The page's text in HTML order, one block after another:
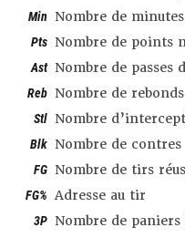
Min Nombre de
Pts Nombre de points
Ast Nombre de passes
Reb Nombre de rebonds
Stl Nombre
Blk Nombre de contres
FG Nombre de tirs
FG% Adresse au tir
3P Nombre de